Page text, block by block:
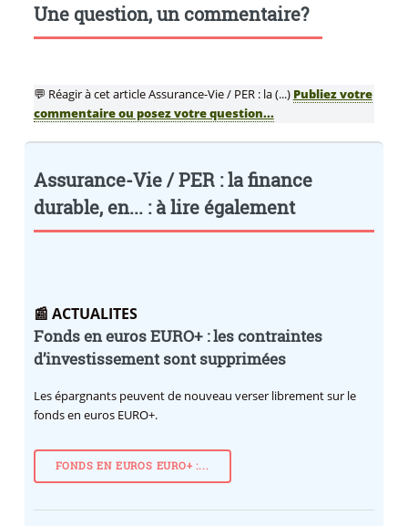
Une question, un commentaire?
💬 Réagir à cet article Assurance-Vie / PER : la (...) Publiez votre
commentaire ou posez votre question...
Assurance-Vie / PER : la finance
durable, en... : à lire également
📰 ACTUALITES
Fonds en euros EURO+ : les contraintes
d’investissement sont supprimées
Les épargnants peuvent de nouveau verser librement sur le
fonds en euros EURO+.
FONDS EN EUROS EURO+ :...